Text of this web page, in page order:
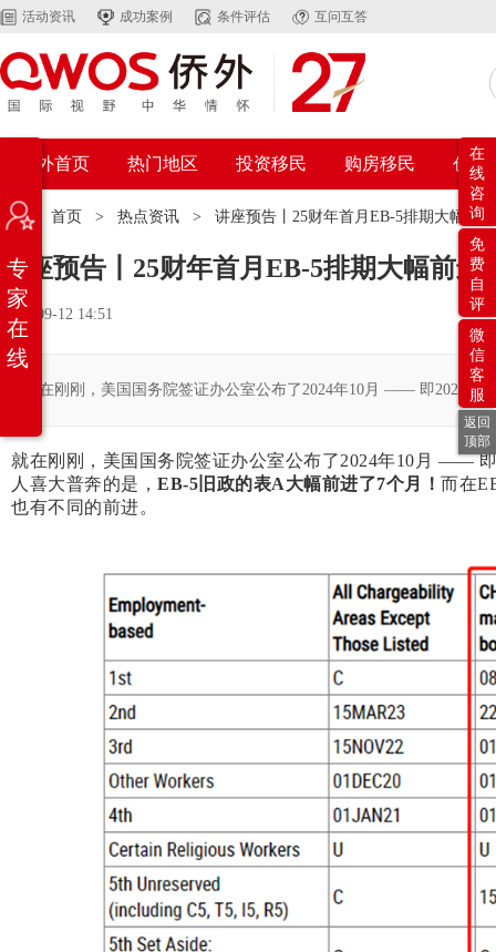
活动资讯 成功案例 条件评估 互问互答
侨外首页 热门地区 投资移民 购房移民 创业
位置： 首页 > 热点资讯 > 讲座预告丨25财年首月EB-5排期大幅前
讲座预告丨25财年首月EB-5排期大幅前
2024-09-12 14:51
就在刚刚，美国国务院签证办公室公布了2024年10月 —— 即2025财
就在刚刚，美国国务院签证办公室公布了2024年10月 ——
人喜大普奔的是， EB-5旧政的表A大幅前进了7个月！ 而在
也有不同的前进。
专
家
在
线
在
线
咨
询
免
费
自
评
微
信
客
服
返回
顶部